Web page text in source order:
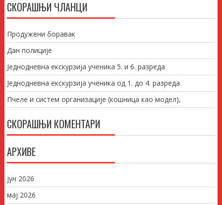
СКОРАШЊИ ЧЛАНЦИ
Продужени боравак
Дан полиције
Једнодневна екскурзија ученика 5. и 6. разреда
Једнодневна екскурзија ученика од 1. до 4. разреда
Пчеле и систем организације (кошница као модел),
СКОРАШЊИ КОМЕНТАРИ
АРХИВЕ
јун 2026
мај 2026